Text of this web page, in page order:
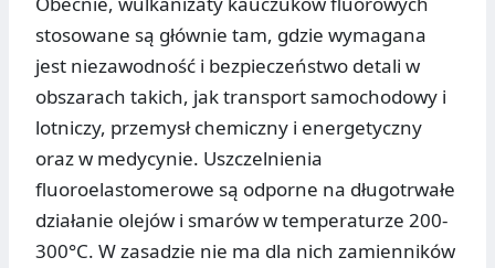
stosowane są głównie tam, gdzie wymagana
jest niezawodność i bezpieczeństwo detali w
obszarach takich, jak transport samochodowy i
lotniczy, przemysł chemiczny i energetyczny
oraz w medycynie. Uszczelnienia
fluoroelastomerowe są odporne na długotrwałe
działanie olejów i smarów w temperaturze 200-
300°C. W zasadzie nie ma dla nich zamienników